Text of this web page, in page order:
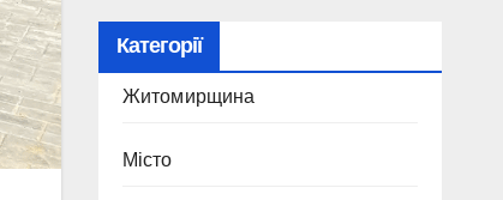
Категорії
Житомирщина
Місто